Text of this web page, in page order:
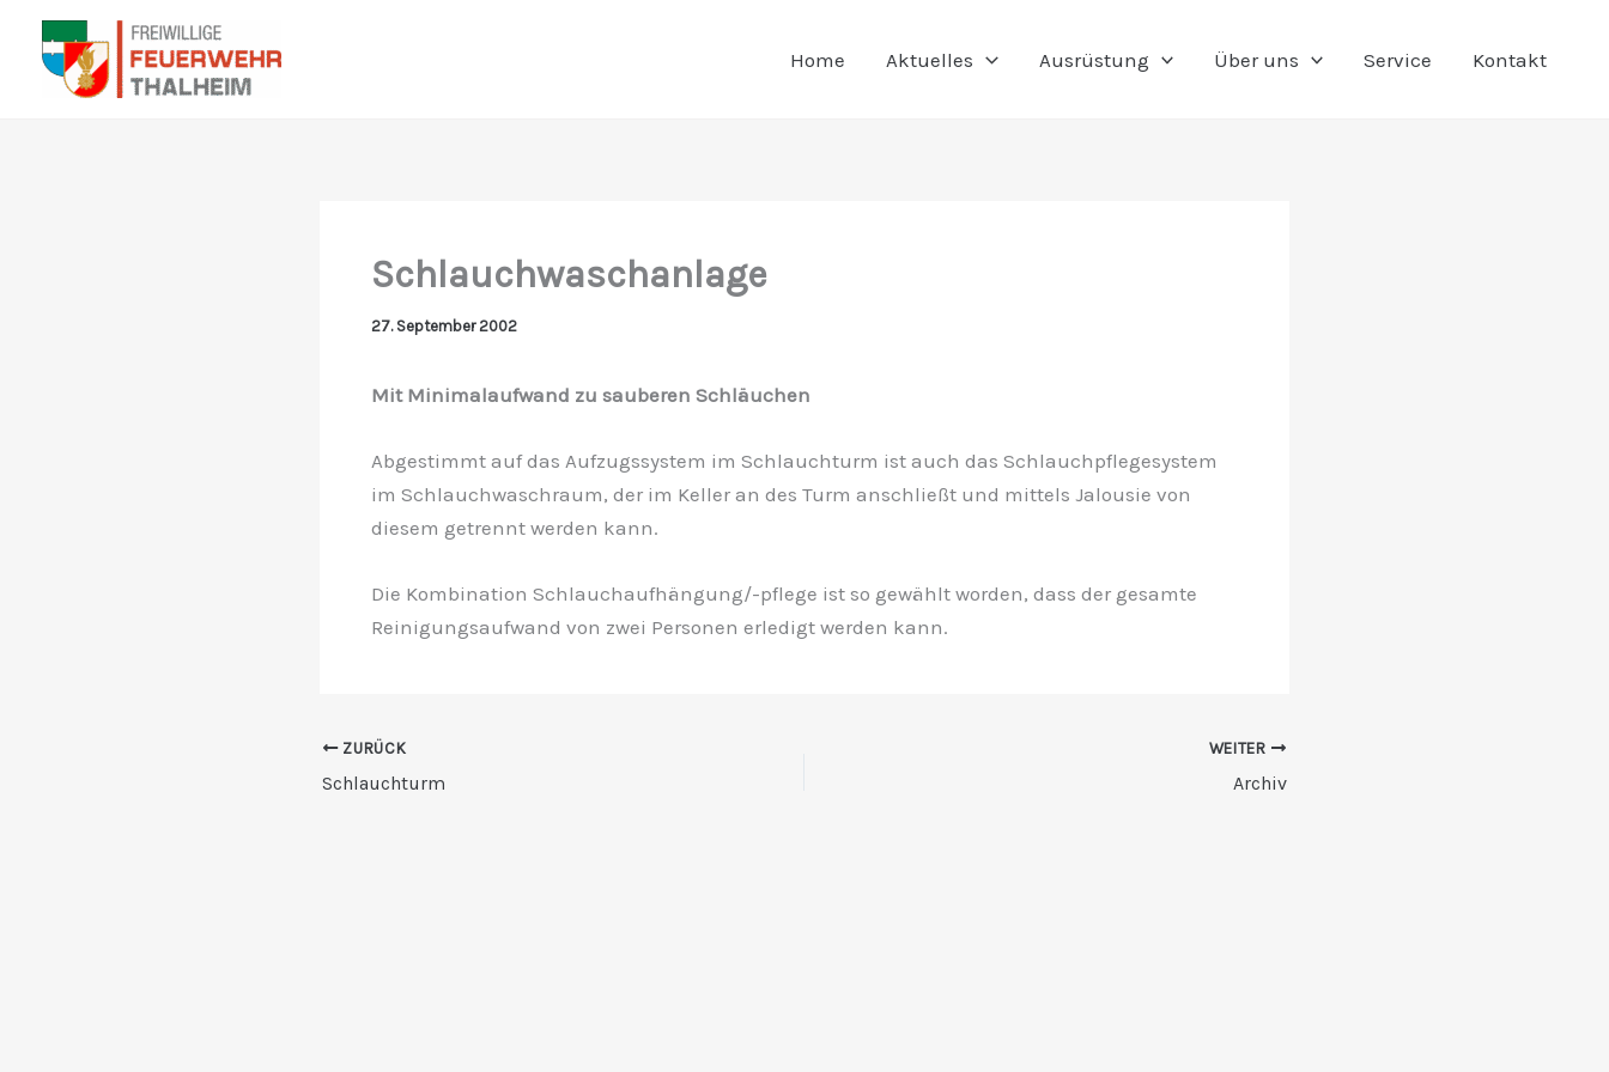
Zum
Inhalt
springen
Home Aktuelles Ausrüstung Über uns Service Kontakt
Schlauchwaschanlage
27. September 2002
Mit Minimalaufwand zu sauberen Schläuchen
Abgestimmt auf das Aufzugssystem im Schlauchturm ist auch das Schlauchpflegesystem
im Schlauchwaschraum, der im Keller an des Turm anschließt und mittels Jalousie von
diesem getrennt werden kann.
Die Kombination Schlauchaufhängung/-pflege ist so gewählt worden, dass der gesamte
Reinigungsaufwand von zwei Personen erledigt werden kann.
ZURÜCK
Schlauchturm
WEITER
Archiv